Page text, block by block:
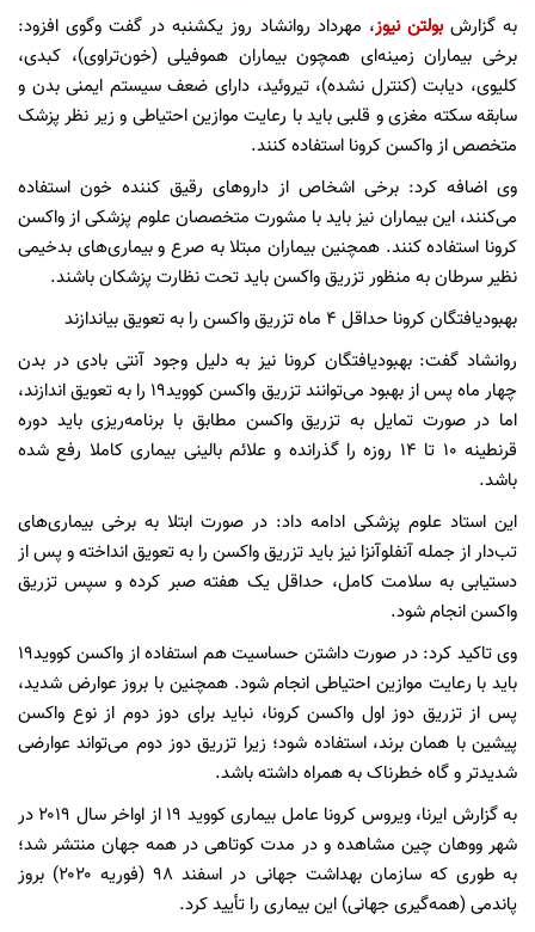
به گزارشبولتن نیوز، مهرداد روانشاد روز یکشنبه در گفت وگوی افزود:
برخی بیماران زمینه‌ای همچون بیماران هموفیلی (خون‌تراوی)، کبدی،
کلیوی، دیابت (کنترل نشده)، تیروئید، دارای ضعف سیستم ایمنی بدن و
سابقه سکته مغزی و قلبی باید با رعایت موازین احتیاطی و زیر نظر پزشک
متخصص از واکسن کرونا استفاده کنند.
وی اضافه کرد: برخی اشخاص از داروهای رقیق کننده خون استفاده
می‌کنند، این بیماران نیز باید با مشورت متخصصان علوم پزشکی از واکسن
کرونا استفاده کنند. همچنین بیماران مبتلا به صرع و بیماری‌های بدخیمی
نظیر سرطان به منظور تزریق واکسن باید تحت نظارت پزشکان باشند.
بهبودیافتگان کرونا حداقل ۴ ماه تزریق واکسن را به تعویق بیاندازند
روانشاد گفت: بهبودیافتگان کرونا نیز به دلیل وجود آنتی بادی در بدن
چهار ماه پس از بهبود می‌توانند تزریق واکسن کووید۱۹ را به تعویق اندازند،
اما در صورت تمایل به تزریق واکسن مطابق با برنامه‌ریزی باید دوره
قرنطینه ۱۰ تا ۱۴ روزه را گذرانده و علائم بالینی بیماری کاملا رفع شده
باشد.
این استاد علوم پزشکی ادامه داد: در صورت ابتلا به برخی بیماری‌های
تب‌دار از جمله آنفلوآنزا نیز باید تزریق واکسن را به تعویق انداخته و پس از
دستیابی به سلامت کامل، حداقل یک هفته صبر کرده و سپس تزریق
واکسن انجام شود.
وی تاکید کرد: در صورت داشتن حساسیت هم استفاده از واکسن کووید۱۹
باید با رعایت موازین احتیاطی انجام شود. همچنین با بروز عوارض شدید،
پس از تزریق دوز اول واکسن کرونا، نباید برای دوز دوم از نوع واکسن
پیشین با همان برند، استفاده شود؛ زیرا تزریق دوز دوم می‌تواند عوارضی
شدیدتر و گاه خطرناک‌ به همراه داشته باشد.
به گزارش ایرنا، ویروس کرونا عامل بیماری کووید ۱۹ از اواخر سال ۲۰۱۹ در
شهر ووهان چین مشاهده و در مدت کوتاهی در همه جهان منتشر شد؛
به طوری که سازمان بهداشت جهانی در اسفند ۹۸ (فوریه ۲۰۲۰) بروز
پاندمی (همه‌گیری جهانی) این بیماری را تأیید کرد.